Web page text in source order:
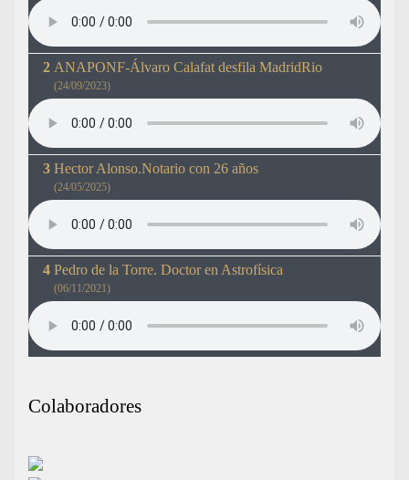
ANAPONF-Álvaro Calafat desfila MadridRio
(24/09/2023)
Hector Alonso.Notario con 26 años
(24/05/2025)
Pedro de la Torre. Doctor en Astrofísica
(06/11/2021)
Colaboradores